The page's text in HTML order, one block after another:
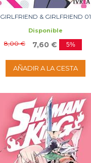
GIRLFRIEND & GIRLFRIEND 01
Disponible
8,00 € 7,60 € 5%
AÑADIR A LA CESTA